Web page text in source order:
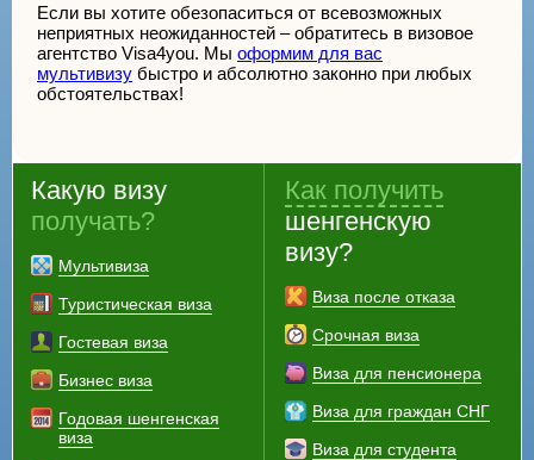
Если вы хотите обезопаситься от всевозможных
неприятных неожиданностей – обратитесь в визовое
агентство Visa4you. Мы оформим для вас
мультивизу быстро и абсолютно законно при любых
обстоятельствах!
Какую визу
получать?
Мультивиза
Туристическая виза
Гостевая виза
Бизнес виза
Годовая шенгенская
виза
Как получить
шенгенскую
визу?
Виза после отказа
Срочная виза
Виза для пенсионера
Виза для граждан СНГ
Виза для студента